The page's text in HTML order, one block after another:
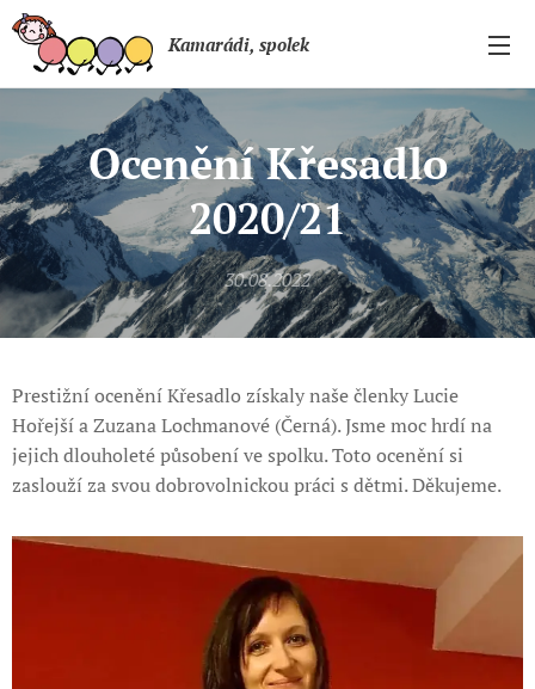
Kamarádi, spolek
Ocenění Křesadlo
2020/21
30.08.2022
Prestižní ocenění Křesadlo získaly naše členky Lucie
Hořejší a Zuzana Lochmanové (Černá). Jsme moc hrdí na
jejich dlouholeté působení ve spolku. Toto ocenění si
zaslouží za svou dobrovolnickou práci s dětmi. Děkujeme.